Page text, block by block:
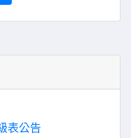
表公告